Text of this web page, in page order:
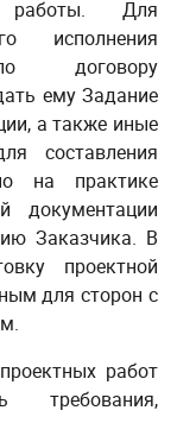
работы. Для
исполнения
договору
ему Задание
а также иные
составления
на практике
документации
Заказчика. В
проектной
для сторон с
работ
требования,